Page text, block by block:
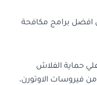
افضل برامج مكافحة
حماية الفلاش
ميموري وكل ما يتصل بنوافذ USB من فيروسات الاوتورن،